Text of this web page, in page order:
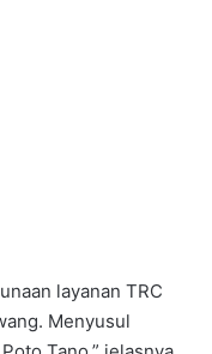
layanan TRC
Menyusul